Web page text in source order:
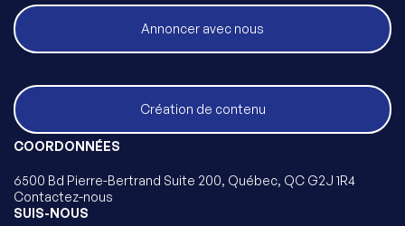
Annoncer avec nous
Création de contenu
COORDONNÉES
6500 Bd Pierre-Bertrand Suite 200, Québec, QC G2J 1R4
Contactez-nous
SUIS-NOUS